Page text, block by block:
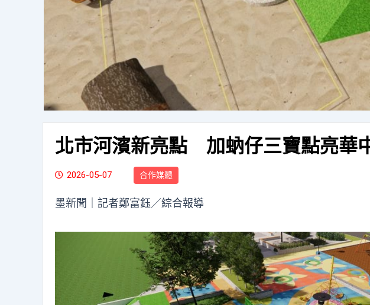
北市河濱新亮點 加蚋仔三寶點亮華
2026-05-07 合作媒體
墨新聞 ｜記者鄭富鈺／綜合報導